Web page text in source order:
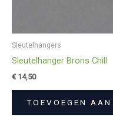
Sleutelhangers
Sleutelhanger Brons Chill
€14,50
TOEVOEGEN